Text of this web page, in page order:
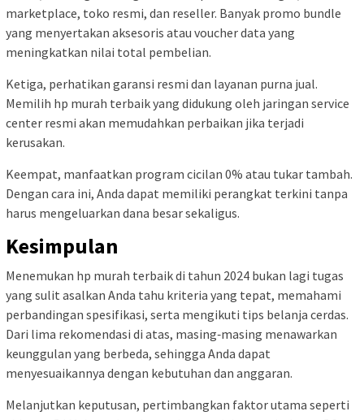
marketplace, toko resmi, dan reseller. Banyak promo bundle
yang menyertakan aksesoris atau voucher data yang
meningkatkan nilai total pembelian.
Ketiga, perhatikan garansi resmi dan layanan purna jual.
Memilih hp murah terbaik yang didukung oleh jaringan service
center resmi akan memudahkan perbaikan jika terjadi
kerusakan.
Keempat, manfaatkan program cicilan 0% atau tukar tambah.
Dengan cara ini, Anda dapat memiliki perangkat terkini tanpa
harus mengeluarkan dana besar sekaligus.
Kesimpulan
Menemukan hp murah terbaik di tahun 2024 bukan lagi tugas
yang sulit asalkan Anda tahu kriteria yang tepat, memahami
perbandingan spesifikasi, serta mengikuti tips belanja cerdas.
Dari lima rekomendasi di atas, masing‑masing menawarkan
keunggulan yang berbeda, sehingga Anda dapat
menyesuaikannya dengan kebutuhan dan anggaran.
Melanjutkan keputusan, pertimbangkan faktor utama seperti